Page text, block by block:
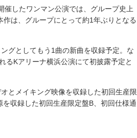
したワンマン公演では、グループ史上
は、グループにとって約1年ぶりとなる
グとしてもう1曲の新曲を収録予定。な
Kアリーナ横浜公演にて初披露予定と
とメイキング映像を収録した初回生産限
収録した初回生産限定盤B、初回仕様通